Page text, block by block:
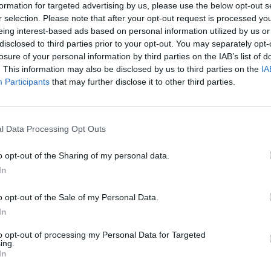
for targeted advertising by us, please use the below opt-out
selection. Please note that after your opt-out request is processed
interest-based ads based on personal information utilized by us
to third parties prior to your opt-out. You may separately
of your personal information by third parties on the IAB’s list of
This information may also be disclosed by us to third parties on the
Participants that may further disclose it to other third parties.
Data Processing Opt Outs
opt-out of the Sharing of my personal data.
opt-out of the Sale of my Personal Data.
opt-out of processing my Personal Data for Targeted
en 'La Promesa' | Fuente: RTVE
pulsera encontrado por los personajes principales
incluía una sustancia química letal. Esta
para regresar a la joyería
de envenenamiento y por qué. En el episodio de
nombre del propietario de la joyería Llop.